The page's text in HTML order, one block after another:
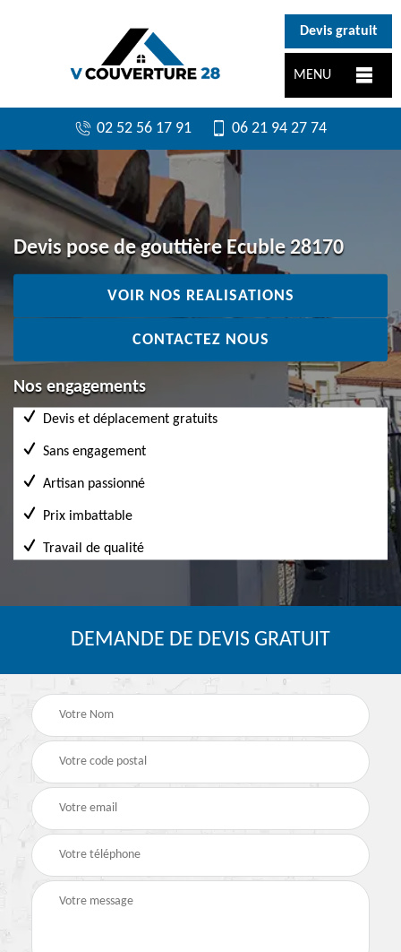
Devis gratuit
MENU
02 52 56 17 91 06 21 94 27 74
Devis pose de gouttière Ecuble 28170
VOIR NOS REALISATIONS
CONTACTEZ NOUS
Nos engagements
Devis et déplacement gratuits
Sans engagement
Artisan passionné
Prix imbattable
Travail de qualité
DEMANDE DE DEVIS GRATUIT